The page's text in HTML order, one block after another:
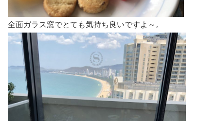
全面ガラス窓でとても気持ち良いですよ～。